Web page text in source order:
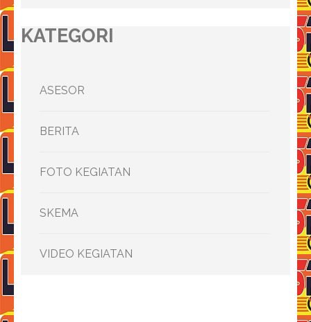
KATEGORI
ASESOR
BERITA
FOTO KEGIATAN
SKEMA
VIDEO KEGIATAN